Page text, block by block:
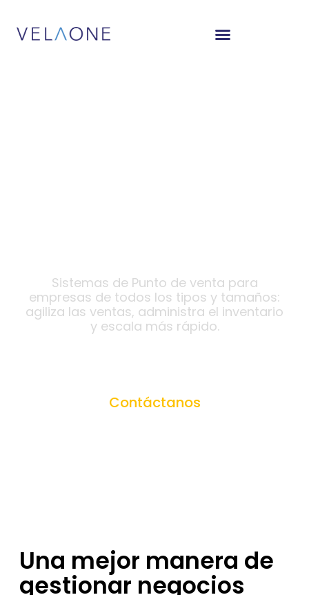
Sistemas de Punto de venta para
empresas de todos los tipos y tamaños:
agiliza las ventas, administra el inventario
y escala más rápido.
Contáctanos
Una mejor manera de
gestionar negocios